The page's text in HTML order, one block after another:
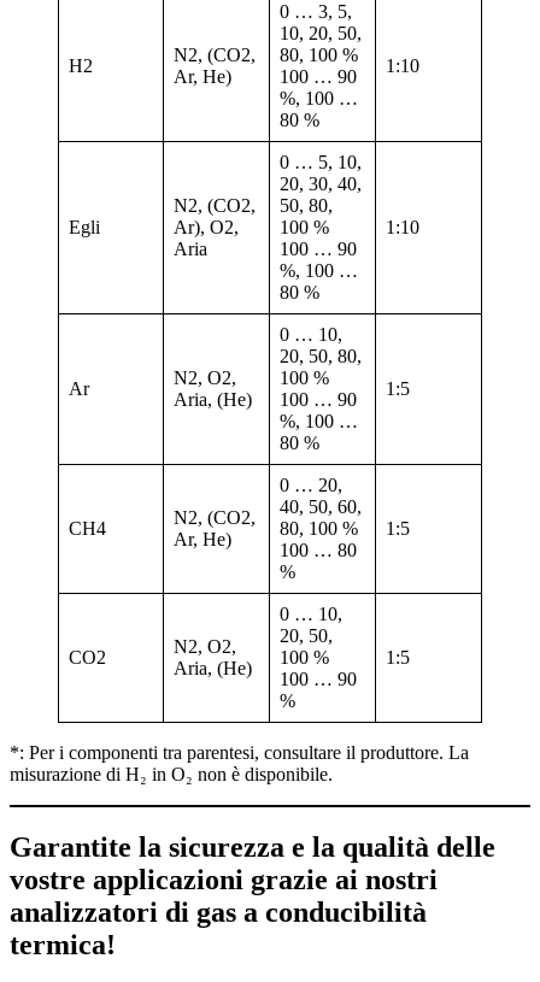
H2
N2, (CO2,
Ar, He)
0 … 3, 5,
10, 20, 50,
80, 100 %
100 … 90
%, 100 …
80 %
1:10
Egli
N2, (CO2,
Ar), O2,
Aria
0 … 5, 10,
20, 30, 40,
50, 80,
100 %
100 … 90
%, 100 …
80 %
1:10
Ar
N2, O2,
Aria, (He)
0 … 10,
20, 50, 80,
100 %
100 … 90
%, 100 …
80 %
1:5
CH4
N2, (CO2,
Ar, He)
0 … 20,
40, 50, 60,
80, 100 %
100 … 80
%
1:5
CO2
N2, O2,
Aria, (He)
0 … 10,
20, 50,
100 %
100 … 90
%
1:5
*: Per i componenti tra parentesi, consultare il produttore. La
misurazione di H₂ in O₂ non è disponibile.
Garantite la sicurezza e la qualità delle
vostre applicazioni grazie ai nostri
analizzatori di gas a conducibilità
termica!